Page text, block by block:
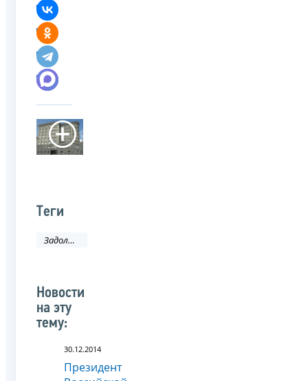
Теги
Задолженность и банкротство
Новости
на эту
тему:
30.12.2014
Президент